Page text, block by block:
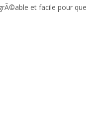
et facile pour que